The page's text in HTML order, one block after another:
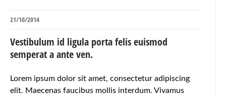
21/10/2014
Vestibulum id ligula porta felis euismod
semperat a ante ven.
Lorem ipsum dolor sit amet, consectetur adipiscing
elit. Maecenas faucibus mollis interdum. Vivamus